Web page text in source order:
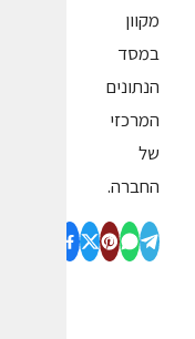
מקוון
במסד
הנתונים
המרכזי
של
החברה.